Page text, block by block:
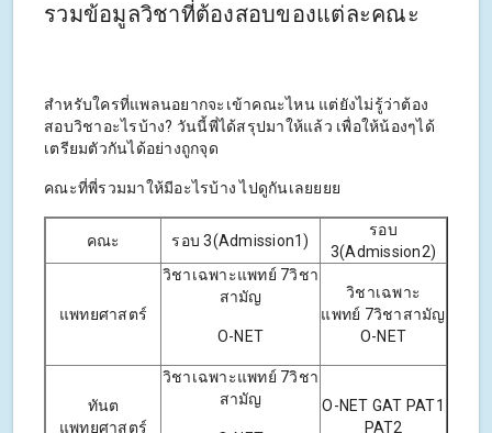
รวมข้อมูลวิชาที่ต้องสอบของแต่ละคณะ
สำหรับใครที่แพลนอยากจะเข้าคณะไหน แต่ยังไม่รู้ว่าต้อง
สอบวิชาอะไรบ้าง? วันนี้พี่ได้สรุปมาให้แล้ว เพื่อให้น้องๆได้
เตรียมตัวกันได้อย่างถูกจุด
คณะที่พี่รวมมาให้มีอะไรบ้าง ไปดูกันเลยยยย
คณะ รอบ 3(Admission1)
รอบ
3(Admission2)
แพทยศาสตร์
วิชาเฉพาะแพทย์ 7วิชา
สามัญ
O-NET
วิชาเฉพาะ
แพทย์ 7วิชาสามัญ
O-NET
ทันต
แพทยศาสตร์
วิชาเฉพาะแพทย์ 7วิชา
สามัญ
O-NET GAT PAT1
PAT2